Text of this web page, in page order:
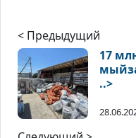
< Предыдущий
17
..>